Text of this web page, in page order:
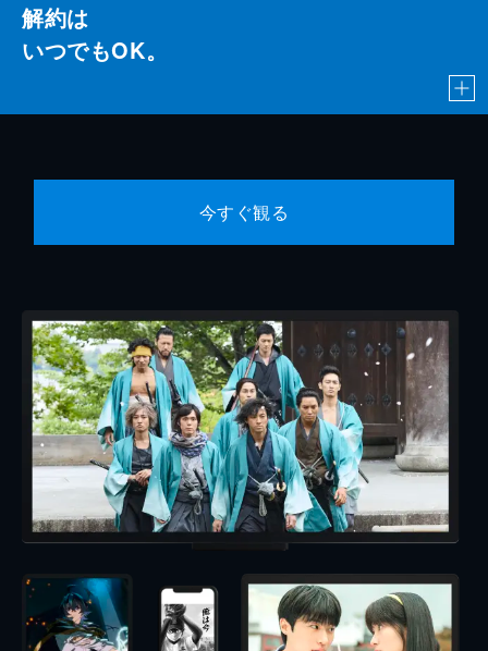
解約は
いつでもOK。
今すぐ観る